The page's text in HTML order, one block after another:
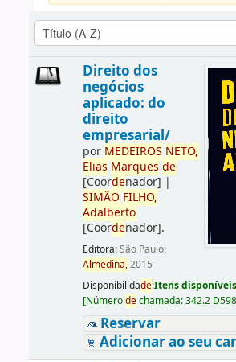
Direito dos
negócios
aplicado: do
direito
empresarial/
por MEDEIROS NETO,
Elias Marques de
[Coordenador] |
SIMÃO FILHO,
Adalberto
[Coordenador].
Editora:São Paulo:
Almedina,2015
Disponibilidade:Itens
[Númerodechamada:342.2 D598
Reservar
Adicionar ao seu